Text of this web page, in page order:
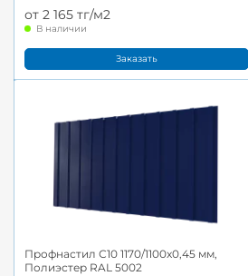
от 2 165 тг/м2
В наличии
Заказать
Профнастил С10 1170/1100x0,45 мм,
Полиэстер RAL 5002